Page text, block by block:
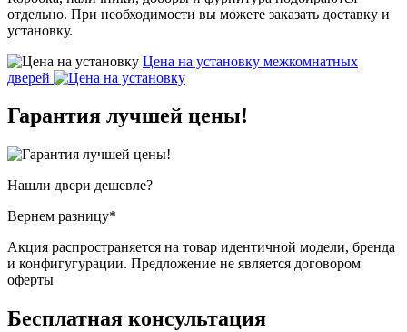
отдельно. При необходимости вы можете заказать доставку и
установку.
Цена на установку межкомнатных
дверей
Гарантия лучшей цены!
Нашли двери дешевле?
Вернем разницу*
Акция распространяется на товар идентичной модели, бренда
и конфигугурации. Предложение не является договором
оферты
Бесплатная консультация